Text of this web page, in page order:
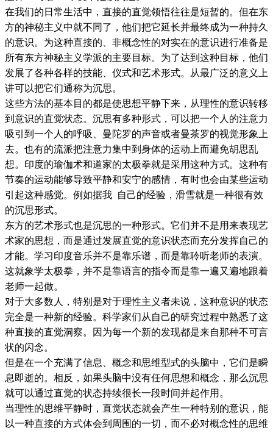
在我们的日常生活中，直接的直觉领悟往往是短暂的。但在东
方的神秘主义中就不同了，他们把它延长并最终成为一种持久
的意识。为这种直接的、非概念性的对实在的意识进行准备是
所有东方神秘主义学派的主要目标。为了达到这种目标，他们
发展了各种各样的技能、仪式和艺术形式。从最广泛的意义上
讲可以把它们通称为沉思。
这些方法的基本目的都是使思想平静下来，从理性的意识转移
到意识的直觉状态。沉思有多种形式，可以把一个人的注意力
吸引到一个人的呼吸、曼陀罗的声音或者曼茶罗的视觉形象上
去。也有的流派把注意力集中到身体的运动上而避免胡思乱
想。印度的瑜伽术和道家的太极拳就是采用这种方式。这种有
节奏的运动能够导致平静和安宁的感情，有时也会由某些运动
引起这种感觉。例如据我 自己的经验，滑雪就是一种很有效
的沉思形式。
东方的艺术形式也是沉思的一种形式。它们并不是用来表现艺
术家的思想，而是通过发展直觉的意识状态而充分发挥自己的
才能。学习印度音乐并不是靠乐谱，而是靠聆听老师的表演。
这就象学太极拳，并不是靠语言的指令而是靠一遍又遍地跟着
老师一起做。
对于大多数人，特别是对于理性主义者未说，这种意识的状态
完全是一种新的经验。科学家们从自己的研究过程中熟悉了这
种直接的直觉洞察。因为每一个新的发现都是来自那种不可言
状的闪念。
但是在一个充满了信息、概念和思维型式的头脑中，它们是瞬
息即逝的。相反，如果头脑中没有任何思想和概念，那么沉思
就可以通过直觉的状态持续很长一段时间并起作用。
当理性的思维平静时，直觉状态就会产生一种特别的意识，能
以一种直接的方式体会到周围的一切，而不必对概念性的思维